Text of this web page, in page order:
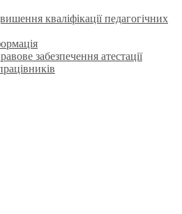
кваліфікації педагогічних
забезпечення атестації